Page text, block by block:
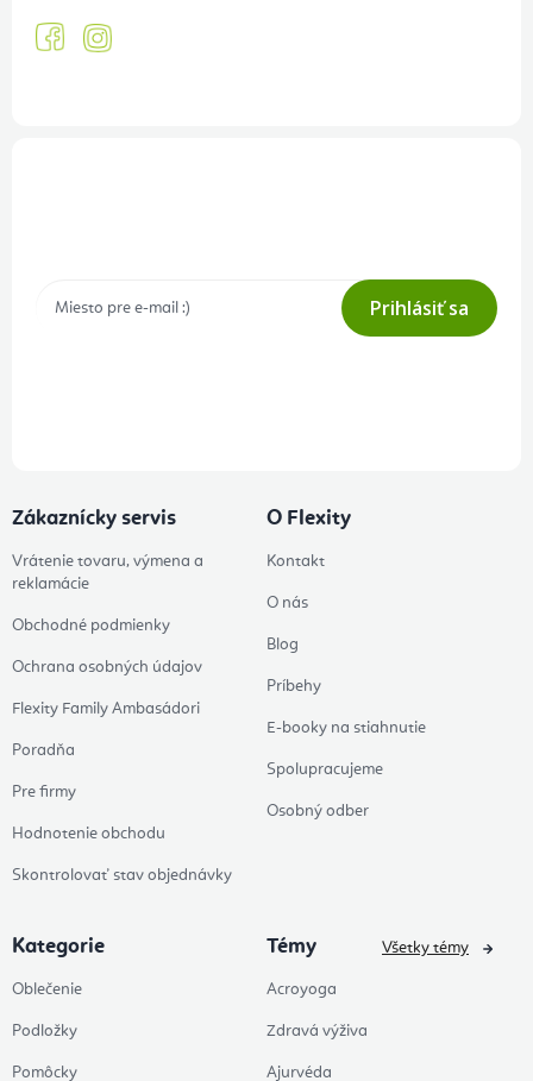
Prihlásiť sa
Zákaznícky servis
Vrátenie tovaru, výmena a
reklamácie
Obchodné podmienky
Ochrana osobných údajov
Flexity Family Ambasádori
Poradňa
Pre firmy
Hodnotenie obchodu
Skontrolovať stav objednávky
O Flexity
Kontakt
O nás
Blog
Príbehy
E-booky na stiahnutie
Spolupracujeme
Osobný odber
Kategorie
Oblečenie
Podložky
Pomôcky
Témy
Acroyoga
Zdravá výživa
Ajurvéda
Všetky témy